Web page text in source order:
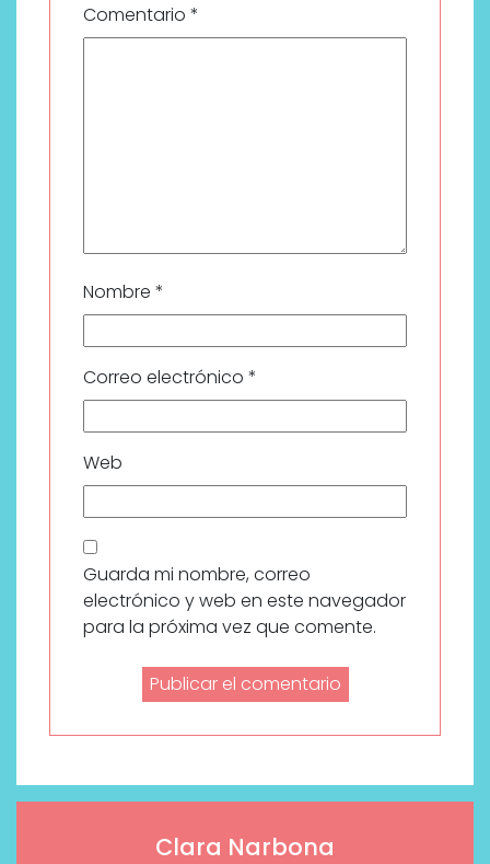
Comentario *
Nombre *
Correo electrónico *
Web
Guarda mi nombre, correo
electrónico y web en este navegador
para la próxima vez que comente.
Clara Narbona